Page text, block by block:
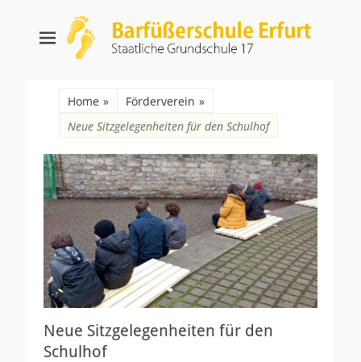
Barfüßerschule
Erfurt
Staatliche Grundschule 17
nach:
Home » Förderverein »
Neue Sitzgelegenheiten für den Schulhof
Neue Sitzgelegenheiten für den
Schulhof